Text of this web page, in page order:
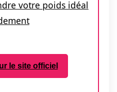
votre poids idéal
le site officiel